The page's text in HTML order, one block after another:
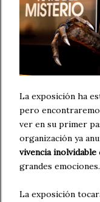
La exposición ha
pero
ver en su primer
organización ya
vivencia inolvidable
grandes emociones.
La exposición